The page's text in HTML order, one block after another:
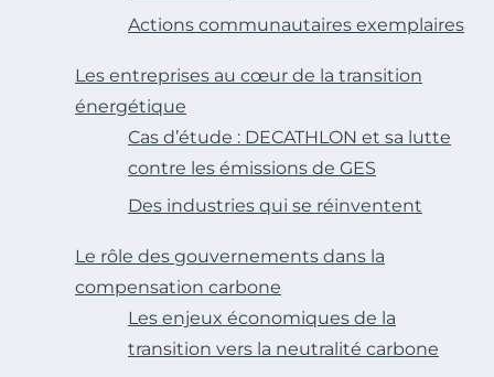
Actions communautaires exemplaires
Les entreprises au cœur de la transition
énergétique
Cas d’étude : DECATHLON et sa lutte
contre les émissions de GES
Des industries qui se réinventent
Le rôle des gouvernements dans la
compensation carbone
Les enjeux économiques de la
transition vers la neutralité carbone